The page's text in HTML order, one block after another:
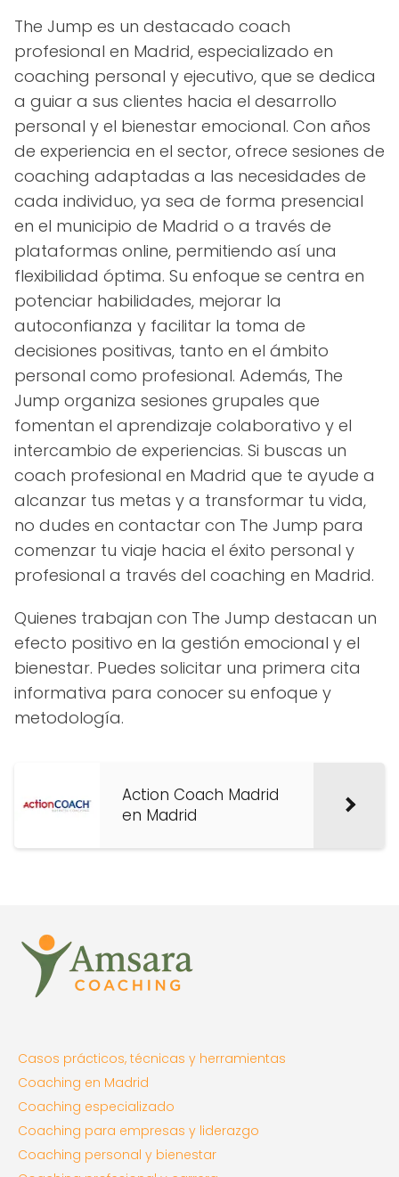
The Jump es un destacado coach
profesional en Madrid, especializado en
coaching personal y ejecutivo, que se dedica
a guiar a sus clientes hacia el desarrollo
personal y el bienestar emocional. Con años
de experiencia en el sector, ofrece sesiones de
coaching adaptadas a las necesidades de
cada individuo, ya sea de forma presencial
en el municipio de Madrid o a través de
plataformas online, permitiendo así una
flexibilidad óptima. Su enfoque se centra en
potenciar habilidades, mejorar la
autoconfianza y facilitar la toma de
decisiones positivas, tanto en el ámbito
personal como profesional. Además, The
Jump organiza sesiones grupales que
fomentan el aprendizaje colaborativo y el
intercambio de experiencias. Si buscas un
coach profesional en Madrid que te ayude a
alcanzar tus metas y a transformar tu vida,
no dudes en contactar con The Jump para
comenzar tu viaje hacia el éxito personal y
profesional a través del coaching en Madrid.
Quienes trabajan con The Jump destacan un
efecto positivo en la gestión emocional y el
bienestar. Puedes solicitar una primera cita
informativa para conocer su enfoque y
metodología.
Action Coach Madrid
en Madrid
Casos prácticos, técnicas y herramientas
Coaching en Madrid
Coaching especializado
Coaching para empresas y liderazgo
Coaching personal y bienestar